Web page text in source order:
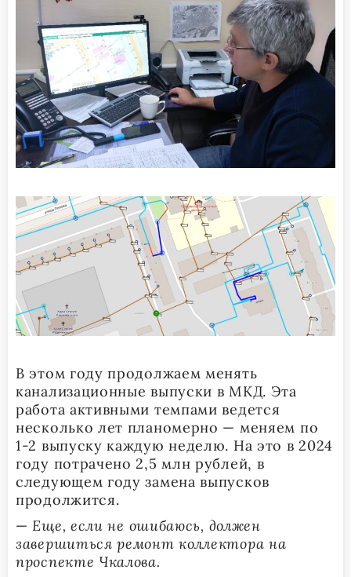
В этом году продолжаем менять
канализационные выпуски в МКД. Эта
работа активными темпами ведется
несколько лет планомерно — меняем по
1-2 выпуску каждую неделю. На это в 2024
году потрачено 2,5 млн рублей, в
следующем году замена выпусков
продолжится.
—Еще, если не ошибаюсь, должен
завершиться ремонт коллектора на
проспекте Чкалова.